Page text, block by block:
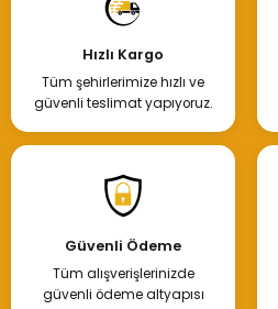
Hızlı Kargo
Tüm şehirlerimize hızlı ve
güvenli teslimat yapıyoruz.
Güvenli Ödeme
Tüm alışverişlerinizde
güvenli ödeme altyapısı